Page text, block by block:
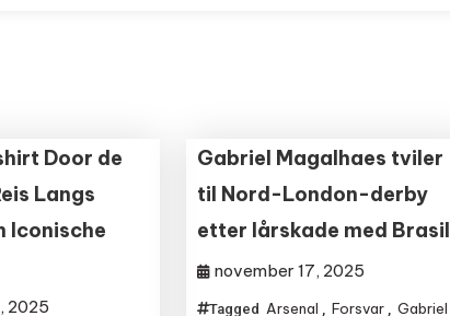
Door de
Langs
Iconische
2025
Gabriel Magalhaes tviler
til Nord-London-derby
etter lårskade med Brasil
november 17, 2025
Tagged Arsenal , Forsvar , Gabriel